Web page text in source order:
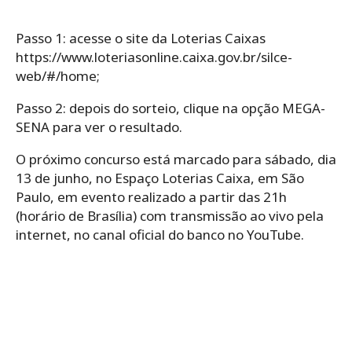
Passo 1: acesse o site da Loterias Caixas
https://www.loteriasonline.caixa.gov.br/silce-
web/#/home;
Passo 2: depois do sorteio, clique na opção MEGA-
SENA para ver o resultado.
O próximo concurso está marcado para sábado, dia
13 de junho, no Espaço Loterias Caixa, em São
Paulo, em evento realizado a partir das 21h
(horário de Brasília) com transmissão ao vivo pela
internet, no canal oficial do banco no YouTube.